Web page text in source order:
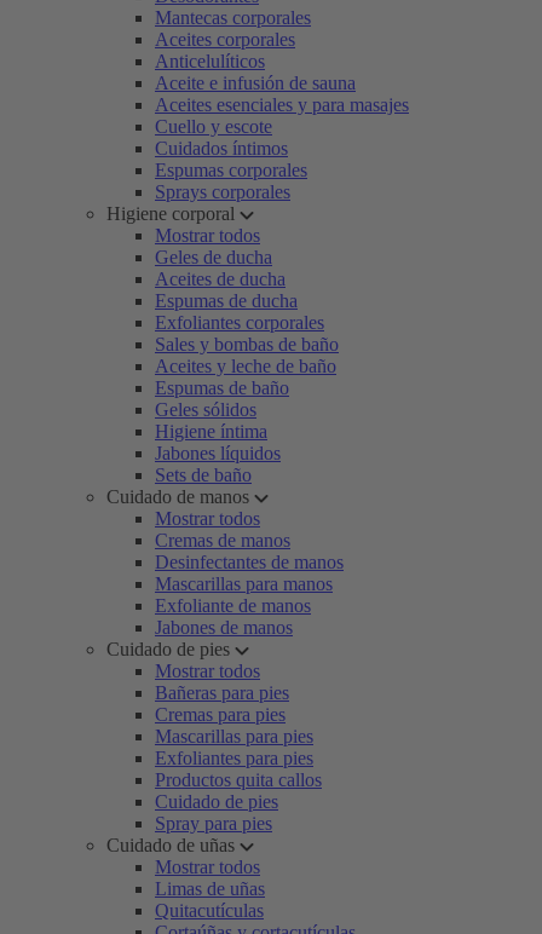
Mantecas corporales
Aceites corporales
Anticelulíticos
Aceite e infusión de sauna
Aceites esenciales y para masajes
Cuello y escote
Cuidados íntimos
Espumas corporales
Sprays corporales
Higiene corporal
Mostrar todos
Geles de ducha
Aceites de ducha
Espumas de ducha
Exfoliantes corporales
Sales y bombas de baño
Aceites y leche de baño
Espumas de baño
Geles sólidos
Higiene íntima
Jabones líquidos
Sets de baño
Cuidado de manos
Mostrar todos
Cremas de manos
Desinfectantes de manos
Mascarillas para manos
Exfoliante de manos
Jabones de manos
Cuidado de pies
Mostrar todos
Bañeras para pies
Cremas para pies
Mascarillas para pies
Exfoliantes para pies
Productos quita callos
Cuidado de pies
Spray para pies
Cuidado de uñas
Mostrar todos
Limas de uñas
Quitacutículas